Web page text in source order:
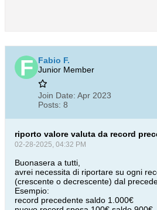
Fabio F.
Junior Member
Join Date: Apr 2023
Posts: 8
riporto valore valuta da record
02-28-2025, 04:32 PM
Buonasera a tutti,
avrei necessita di riportare su ogni
(crescente o decrescente) dal
Esempio:
record precedente saldo 1.000€